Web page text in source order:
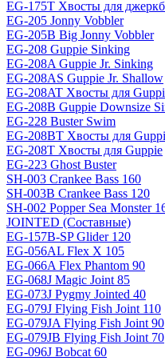
EG-175T Хвосты для
EG-205 Jonny Vobbler
EG-205B Big Jonny Vobbler
EG-208 Guppie Sinking
EG-208A Guppie Jr. Sinking
EG-208AS Guppie Jr. Shallow
EG-208AT Хвосты для
EG-208B Guppie Downsize
EG-228 Buster Swim
EG-208BT Хвосты для
EG-208T Хвосты для Guppie
EG-223 Ghost Buster
SH-003 Crankee Bass 160
SH-003B Crankee Bass 120
SH-002 Popper Sea Monster
JOINTED (Составные)
EG-157B-SP Glider 120
EG-056AL Flex X 105
EG-066A Flex Phantom 90
EG-068J Magic Joint 85
EG-073J Pygmy Jointed 40
EG-079J Flying Fish Joint 110
EG-079JA Flying Fish Joint 90
EG-079JB Flying Fish Joint 70
EG-096J Bobcat 60